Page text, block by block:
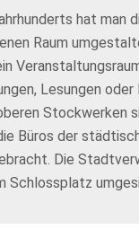
hat man
Raum
Lesungen oder
Stockwerken
Büros der
Die
Schlossplatz